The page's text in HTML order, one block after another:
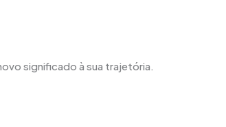
significado à sua trajetória.